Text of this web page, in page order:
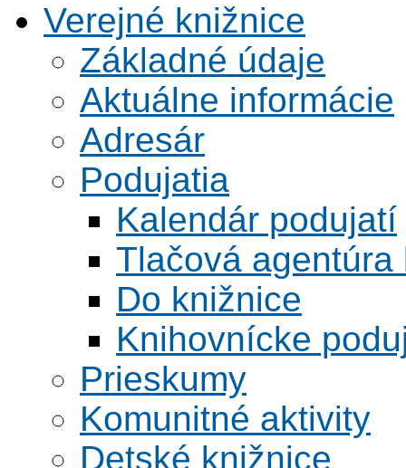
Verejné knižnice
Základné údaje
Aktuálne informácie
Adresár
Podujatia
Kalendár podujatí
Tlačová agentúra
Do knižnice
Knihovnícke
Prieskumy
Komunitné aktivity
Detské knižnice